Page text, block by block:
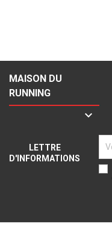
MAISON DU
RUNNING

LETTRE
D'INFORMATIONS